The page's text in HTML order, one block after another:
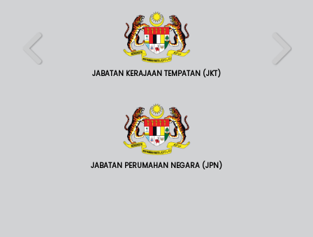
JABATAN KERAJAAN TEMPATAN (JKT)
JABATAN PERUMAHAN NEGARA (JPN)